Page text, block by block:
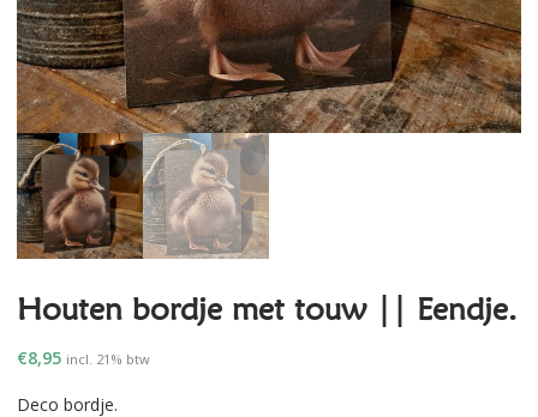
Houten bordje met touw || Eendje.
€8,95 incl. 21% btw
Deco bordje.